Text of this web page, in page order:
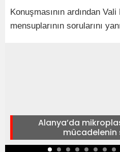
Konuşmasının ardından Vali
mensuplarının sorularını
Alanya’da
mücadelenin